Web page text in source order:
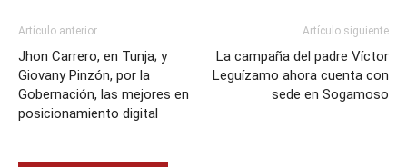
Artículo anterior
Jhon Carrero, en Tunja; y
Giovany Pinzón, por la
Gobernación, las mejores en
posicionamiento digital
Artículo siguiente
La campaña del padre Víctor
Leguízamo ahora cuenta con
sede en Sogamoso